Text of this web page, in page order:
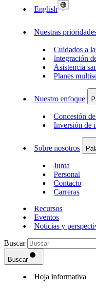
English
Nuestras
Cuidados a
Integración
Asistencia
Planes
Nuestro enfoque
Concesión
Inversión de
Sobre nosotros
Junta
Personal
Contacto
Carreras
Recursos
Eventos
Noticias y
Buscar
Buscar
Hoja informativa